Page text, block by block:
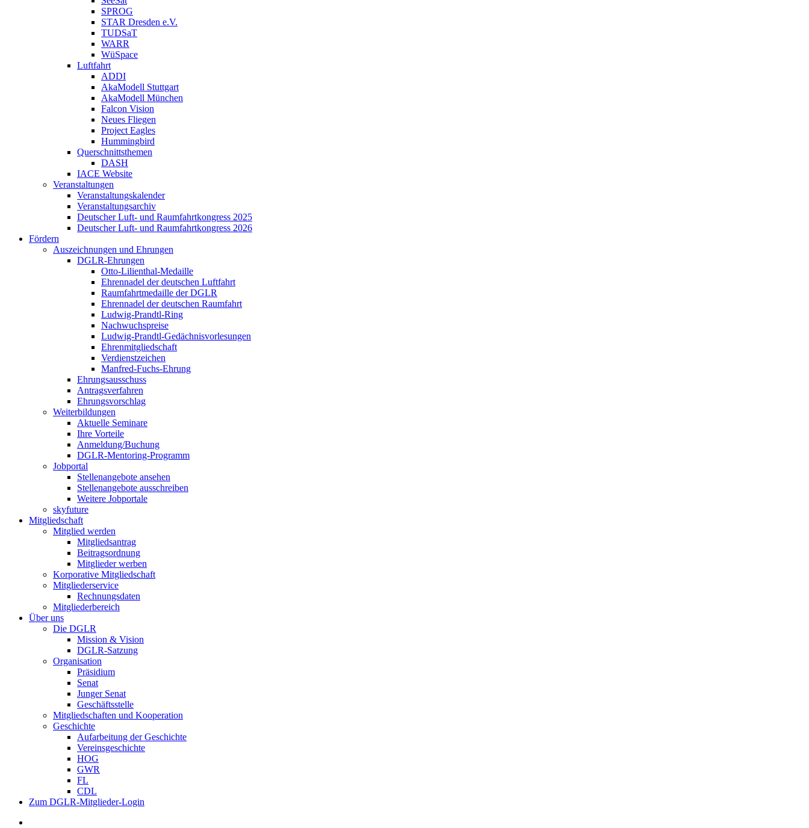
SPROG
STAR Dresden e.V.
TUDSaT
WARR
WüSpace
Luftfahrt
ADDI
AkaModell Stuttgart
AkaModell München
Falcon Vision
Neues Fliegen
Project Eagles
Hummingbird
Querschnittsthemen
DASH
IACE Website
Veranstaltungen
Veranstaltungskalender
Veranstaltungsarchiv
Deutscher Luft- und Raumfahrtkongress 2025
Deutscher Luft- und Raumfahrtkongress 2026
Fördern
Auszeichnungen und Ehrungen
DGLR-Ehrungen
Otto-Lilienthal-Medaille
Ehrennadel der deutschen Luftfahrt
Raumfahrtmedaille der DGLR
Ehrennadel der deutschen Raumfahrt
Ludwig-Prandtl-Ring
Nachwuchspreise
Ludwig-Prandtl-Gedächnisvorlesungen
Ehrenmitgliedschaft
Verdienstzeichen
Manfred-Fuchs-Ehrung
Ehrungsausschuss
Antragsverfahren
Ehrungsvorschlag
Weiterbildungen
Aktuelle Seminare
Ihre Vorteile
Anmeldung/Buchung
DGLR-Mentoring-Programm
Jobportal
Stellenangebote ansehen
Stellenangebote ausschreiben
Weitere Jobportale
skyfuture
Mitgliedschaft
Mitglied werden
Mitgliedsantrag
Beitragsordnung
Mitglieder werben
Korporative Mitgliedschaft
Mitgliederservice
Rechnungsdaten
Mitgliederbereich
Über uns
Die DGLR
Mission & Vision
DGLR-Satzung
Organisation
Präsidium
Senat
Junger Senat
Geschäftsstelle
Mitgliedschaften und Kooperation
Geschichte
Aufarbeitung der Geschichte
Vereinsgeschichte
HOG
GWR
FL
CDL
Zum DGLR-Mitglieder-Login